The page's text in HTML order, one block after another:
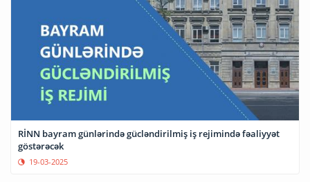
RİNN bayram günlərində gücləndirilmiş iş rejimində fəaliyyət
göstərəcək
19-03-2025